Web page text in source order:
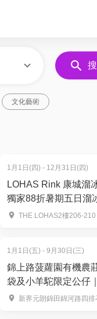
文化藝術
1月1日(四) - 12月31日(四)
LOHAS Rink 康城溜
獨家88折暑期五日溜
THE LOHAS2樓206-210
1月1日(五) - 9月30日(三)
錦上路菠蘿園有機農
袋及小羊駝限定公仔
彈床充氣城堡沙池釣
新界元朗錦田錦河路四排